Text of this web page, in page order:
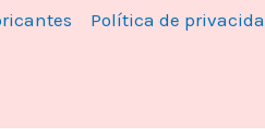
Política de